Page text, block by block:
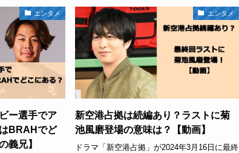
エンタメ
ー選手でア
BRAHでど
義兄】
エンタメ
新空港占拠は続編あり？ラストに菊
池風磨登場の意味は？【動画】
ドラマ「新空港占拠」が2024年3月16日に最終